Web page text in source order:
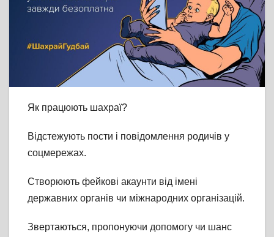
Як працюють шахраї?
Відстежують пости і повідомлення родичів у
соцмережах.
Створюють фейкові акаунти від імені
державних органів чи міжнародних організацій.
Звертаються, пропонуючи допомогу чи шанс